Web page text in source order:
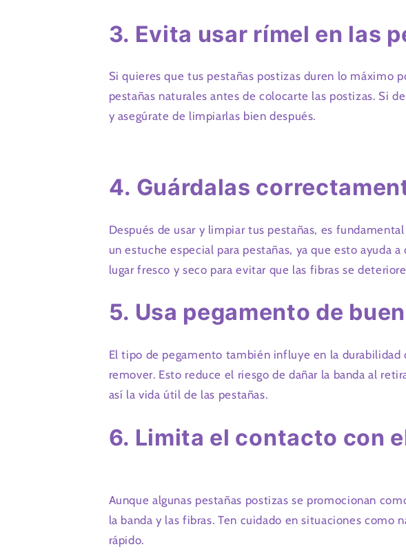
3. Evita usar rímel en las
Si quieres que tus pestañas postizas duren lo máximo
pestañas naturales antes de colocarte las postizas. Si
y asegúrate de limpiarlas bien después.
4. Guárdalas
Después de usar y limpiar tus pestañas, es
un estuche especial para pestañas, ya que esto ayuda
lugar fresco y seco para evitar que las fibras se
5. Usa pegamento de
El tipo de pegamento también influye en la
remover. Esto reduce el riesgo de dañar la banda al
así la vida útil de las pestañas.
6. Limita el contacto con
Aunque algunas pestañas postizas se promocionan
la banda y las fibras. Ten cuidado en situaciones como
rápido.